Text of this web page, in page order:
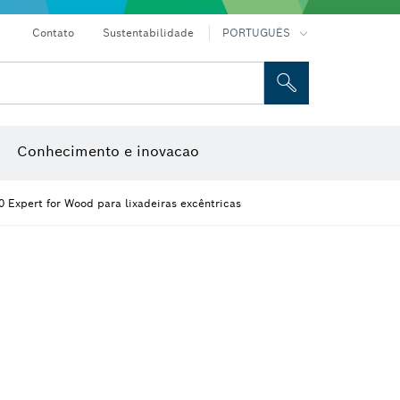
Contato Sustentabilidade PORTUGUÊS
Conhecimento e inovacao
Expert for Wood para lixadeiras excêntricas